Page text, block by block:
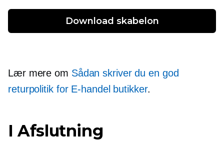
Download skabelon
Lær mere om Sådan skriver du en god
returpolitik for E-handel butikker.
I Afslutning